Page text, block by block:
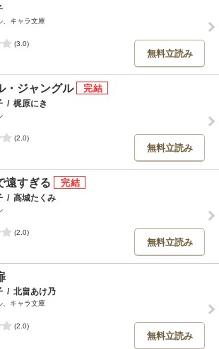
、キャラ文庫
(3.0)
無料立読み
・ジャングル
/ 梶原にき
(2.0)
無料立読み
遠すぎる
/ 高城たくみ
(2.0)
無料立読み
/ 北畠あけ乃
、キャラ文庫
(2.0)
無料立読み